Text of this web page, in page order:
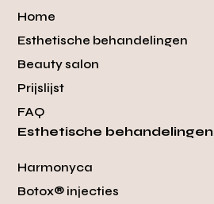
Home
Esthetische behandelingen
Beauty salon
Prijslijst
FAQ
Esthetische behandelingen
Harmonyca
Botox® injecties